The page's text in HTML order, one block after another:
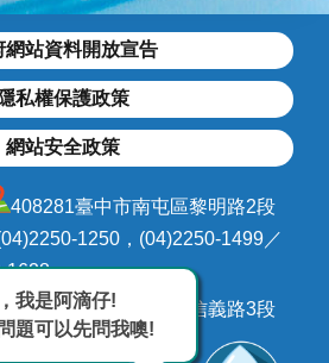
網站資料開放宣告
隱私權保護政策
網站安全政策
408281臺中市南屯區黎明路2段
1250，(04)2250-1499／
1628
106242臺北市大安區信義路3段
話：(02)3707-3000，
我是阿滴仔!
題可以先問我噢!